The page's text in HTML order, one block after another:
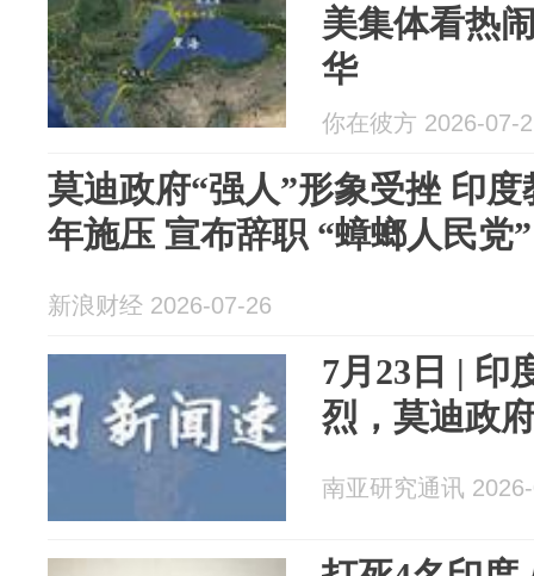
美集体看热
华
你在彼方 2026-07-
莫迪政府“强人”形象受挫 印
年施压 宣布辞职 “蟑螂人民党
新浪财经 2026-07-26
7月23日 | 印
烈，莫迪政
南亚研究通讯